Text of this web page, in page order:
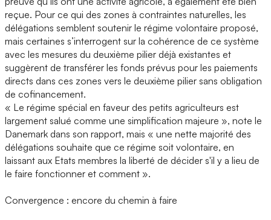
reçue. Pour ce qui des zones à contraintes naturelles, les
délégations semblent soutenir le régime volontaire proposé,
mais certaines s’interrogent sur la cohérence de ce système
avec les mesures du deuxième pilier déjà existantes et
suggèrent de transférer les fonds prévus pour les paiements
directs dans ces zones vers le deuxième pilier sans obligation
de cofinancement.
« Le régime spécial en faveur des petits agriculteurs est
largement salué comme une simplification majeure », note le
Danemark dans son rapport, mais « une nette majorité des
délégations souhaite que ce régime soit volontaire, en
laissant aux Etats membres la liberté de décider s'il y a lieu de
le faire fonctionner et comment ».
Convergence : encore du chemin à faire